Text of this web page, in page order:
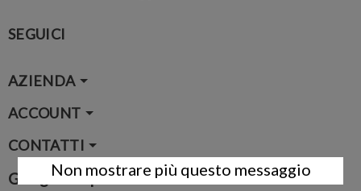
SEGUICI
AZIENDA
ACCOUNT
CONTATTI
Google MapNon mostrare più questo messaggio